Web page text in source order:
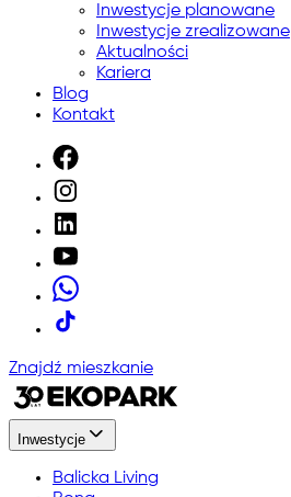
Inwestycje planowane
Inwestycje zrealizowane
Aktualności
Kariera
Blog
Kontakt
Znajdź mieszkanie
Inwestycje
Balicka Living